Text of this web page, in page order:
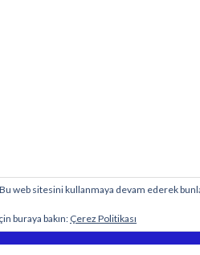
sitesine aittir.
web sitesini kullanmaya devam ederek
buraya bakın: Çerez Politikası